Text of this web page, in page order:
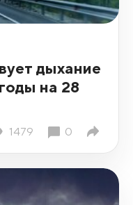
дыхание
на 28
1479 0